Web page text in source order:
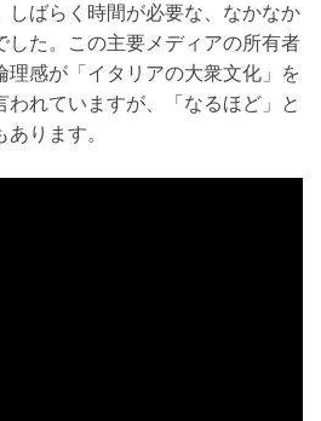
しばらく時間が必要な、なかなか
した。この主要メディアの所有者
理感が「イタリアの大衆文化」を
れていますが、「なるほど」と
ります。